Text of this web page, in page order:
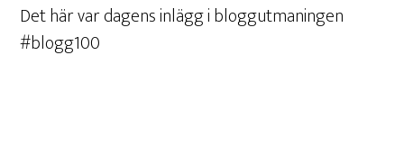
Det här var dagens inlägg i bloggutmaningen
#blogg100